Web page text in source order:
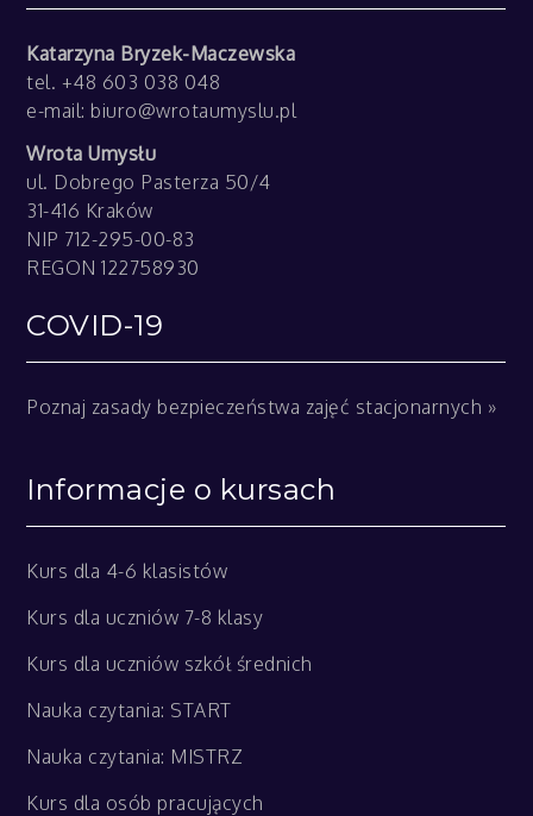
Katarzyna Bryzek-Maczewska
tel. +48 603 038 048
e-mail: biuro@wrotaumyslu.pl
Wrota Umysłu
ul. Dobrego Pasterza 50/4
31-416 Kraków
NIP 712-295-00-83
REGON 122758930
COVID-19
Poznaj zasady bezpieczeństwa zajęć stacjonarnych »
Informacje o kursach
Kurs dla 4-6 klasistów
Kurs dla uczniów 7-8 klasy
Kurs dla uczniów szkół średnich
Nauka czytania: START
Nauka czytania: MISTRZ
Kurs dla osób pracujących